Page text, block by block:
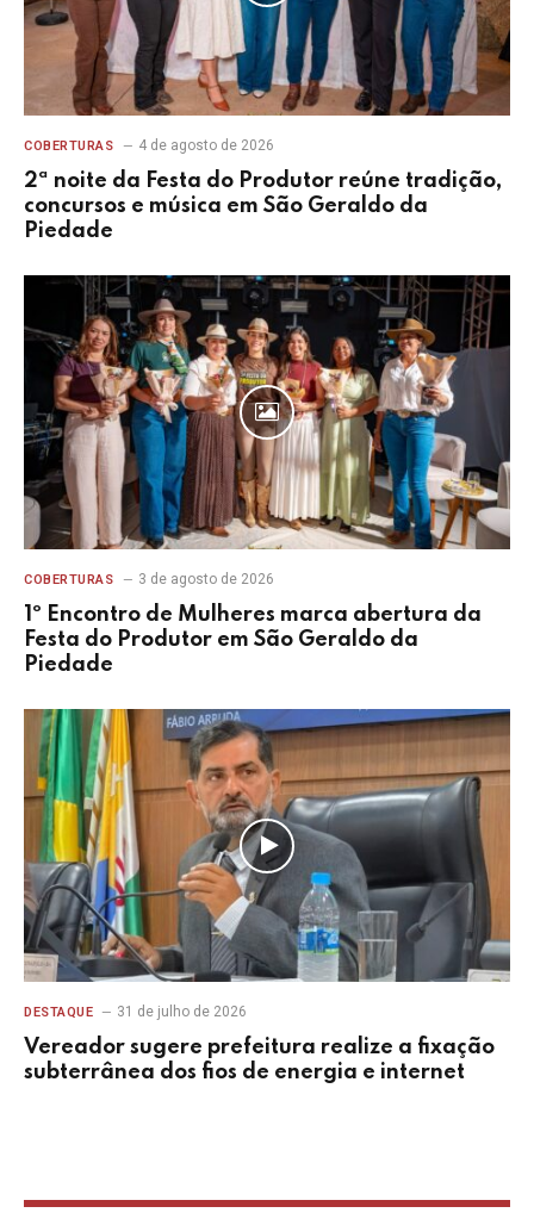
COBERTURAS 4 de agosto de 2026
2ª noite da Festa do Produtor reúne tradição,
concursos e música em São Geraldo da
Piedade
COBERTURAS 3 de agosto de 2026
1º Encontro de Mulheres marca abertura da
Festa do Produtor em São Geraldo da
Piedade
DESTAQUE 31 de julho de 2026
Vereador sugere prefeitura realize a fixação
subterrânea dos fios de energia e internet